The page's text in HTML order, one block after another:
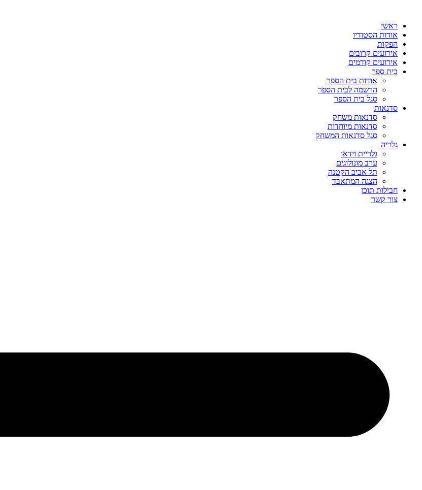
ראשי
אודות הסטודיו
הפקות
אירועים קרובים
אירועים קודמים
בית ספר
אודות בית הספר
הרשמה לבית הספר
סגל בית הספר
סדנאות
סדנאות משחק
סדנאות מיוחדות
סגל סדנאות המשחק
גלריה
גלריית וידאו
ערב מונולוגים
תל אביב הקטנה
הצגה המתאבד
חבילות תוכן
צור קשר